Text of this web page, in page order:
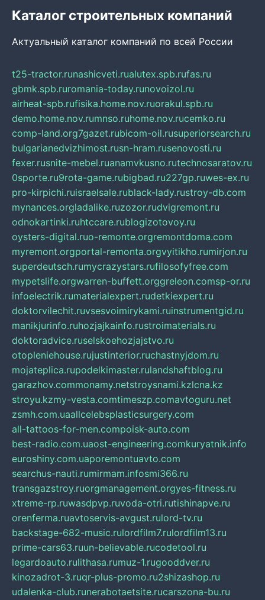
Каталог строительных компаний
Актуальный каталог компаний по всей России
t25-tractor.runashicveti.rualutex.spb.rufas.ru
gbmk.spb.ruromania-today.runovoizol.ru
airheat-spb.rufisika.home.nov.ruorakul.spb.ru
demo.home.nov.rumnso.ruhome.nov.rucemko.ru
comp-land.org7gazet.rubicom-oil.rusuperiorsearch.ru
bulgarianedvizhimost.rusn-hram.rusenovosti.ru
fexer.rusnite-mebel.ruanamvkusno.rutechnosaratov.ru
0sporte.ru9rota-game.rubigbad.ru227gp.ruwes-ex.ru
pro-kirpichi.ruisraelsale.rublack-lady.rustroy-db.com
mynances.orgladalike.ruzozor.rudvigremont.ru
odnokartinki.ruhtccare.rublogizotovoy.ru
oysters-digital.ruo-remonte.orgremontdoma.com
myremont.orgportal-remonta.orgvyitikho.rumirjon.ru
superdeutsch.rumycrazystars.rufilosofyfree.com
mypetslife.orgwarren-buffett.orggreleon.comsp-or.ru
infoelectrik.rumaterialexpert.rudetkiexpert.ru
doktorvilechit.ruvsesvoimirykami.ruinstrumentgid.ru
manikjurinfo.ruhozjajkainfo.rustroimaterials.ru
doktoradvice.ruselskoehozjajstvo.ru
otopleniehouse.rujustinterior.ruchastnyjdom.ru
mojateplica.rupodelkimaster.rulandshaftblog.ru
garazhov.commonamy.netstroysnami.kzlcna.kz
stroyu.kzmy-vesta.comtimeszp.comavtoguru.net
zsmh.com.uaallcelebsplasticsurgery.com
all-tattoos-for-men.compoisk-auto.com
best-radio.com.uaost-engineering.comkuryatnik.info
euroshiny.com.uaporemontuavto.com
searchus-nauti.rumirmam.infosmi366.ru
transgazstroy.ruorgmanagement.orgyes-fitness.ru
xtreme-rp.ruwasdpvp.ruvoda-otri.rutishinapve.ru
orenferma.ruavtoservis-avgust.rulord-tv.ru
backstage-682-music.rulordfilm7.rulordfilm13.ru
prime-cars63.ruun-believable.rucodetool.ru
legardoauto.rulithasa.rumuz-1.rugooddver.ru
kinozadrot-3.ruqr-plus-promo.ru2shizashop.ru
udalenka-club.runerabotaetsite.rucarszona-bu.ru